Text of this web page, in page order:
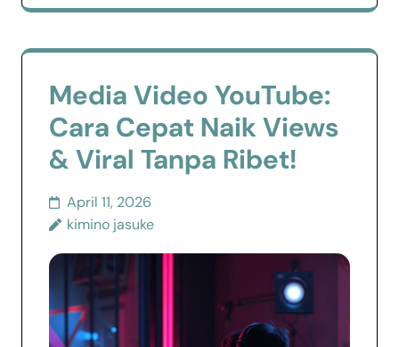
Media Video YouTube:
Cara Cepat Naik Views
& Viral Tanpa Ribet!
April 11, 2026
kimino jasuke